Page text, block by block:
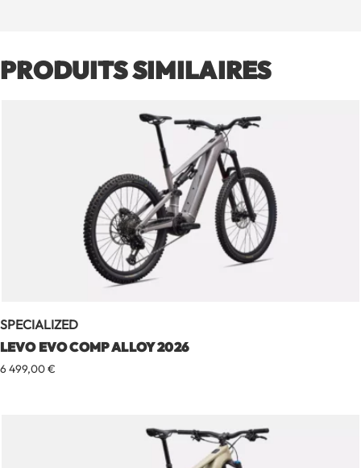
PRODUITS SIMILAIRES
SPECIALIZED
LEVO EVO COMP ALLOY 2026
6 499,00€